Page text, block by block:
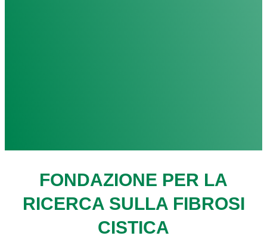
FONDAZIONE PER LA
RICERCA SULLA FIBROSI
CISTICA